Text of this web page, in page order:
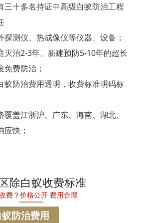
三十多名持证中高级白蚁防治工程
探测仪、热成像仪等仪器、设备；
灭治2-3年、新建预防5-10年的超长
费防治；
蚁防治费用透明，收费标准明码标
覆盖江浙沪、广东、海南、湖北、
快；
除白蚁收费标准
费？价格公开 费用合理
防治费用